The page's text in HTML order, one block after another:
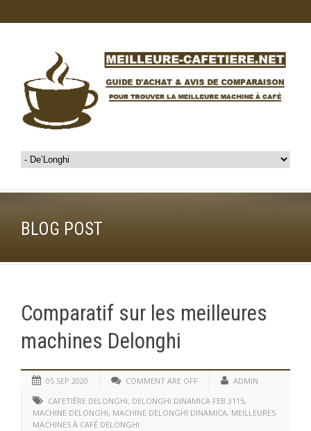
BLOG POST
Comparatif sur les meilleures
machines Delonghi
05 SEP 2020 COMMENT ARE OFF
ADMIN
CAFETIÈRE DELONGHI, DELONGHI DINAMICA FEB 3115,
MACHINE DELONGHI, MACHINE DELONGHI DINAMICA, MEILLEURES
MACHINES À CAFÉ DELONGHI